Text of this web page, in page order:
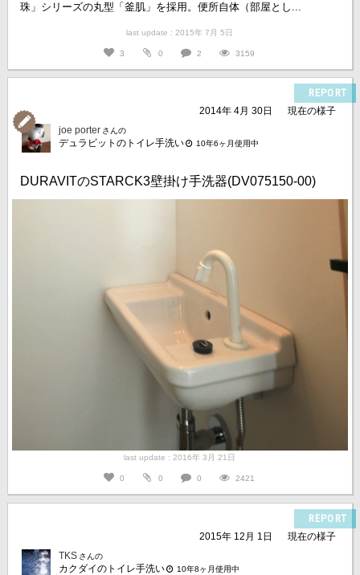
珠」シリーズの丸型「釜肌」を採用。便所自体（部屋とし...
last update : 2015年 7月 5日
3 0 2 3159
REPORT
2014年 4月 30日
現在の様子
joe porter さんの
デュラビットのトイレ手洗い 10年6ヶ月使用中
DURAVITのSTARCK3壁掛け手洗器(DV075150-00)
last update : 2016年 3月 21日
0 0 0 2421
REPORT
2015年 12月 1日
現在の様子
TKS さんの
カクダイのトイレ手洗い 10年8ヶ月使用中